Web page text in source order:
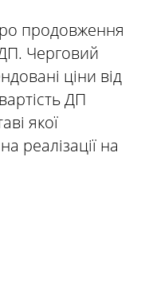
продовження
Черговий
ціни від
ДП
якої
реалізації на